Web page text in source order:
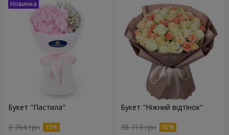
Букет "Пастила"
3 764 грн
Букет "Ніжний відтінок"
38 713 грн